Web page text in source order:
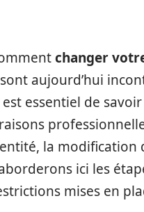
changer
aujourd’hui
essentiel de
la modification
ici les
mises en